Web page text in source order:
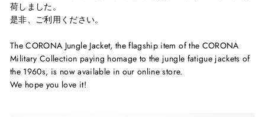
荷しました。
是非、ご利用ください。
The CORONA Jungle Jacket, the flagship item of the CORONA
Military Collection paying homage to the jungle fatigue jackets of
the 1960s, is now available in our online store.
We hope you love it!